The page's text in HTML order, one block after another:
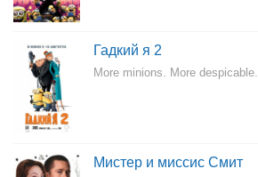
Гадкий я 2
More minions. More despicable.
Мистер и миссис Смит